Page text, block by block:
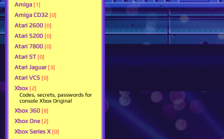
Amiga [1]
Amiga CD32 [0]
Atari 2600 [0]
Atari 5200 [0]
Atari 7800 [0]
Atari ST [0]
Atari Jaguar [3]
Atari VCS [0]
Xbox [2]
Codes, secrets, passwords for
console Xbox Original
Xbox 360 [8]
Xbox One [2]
Xbox Series X [0]